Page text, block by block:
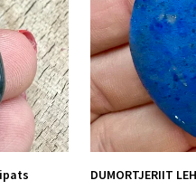
DUMORTJERIIT